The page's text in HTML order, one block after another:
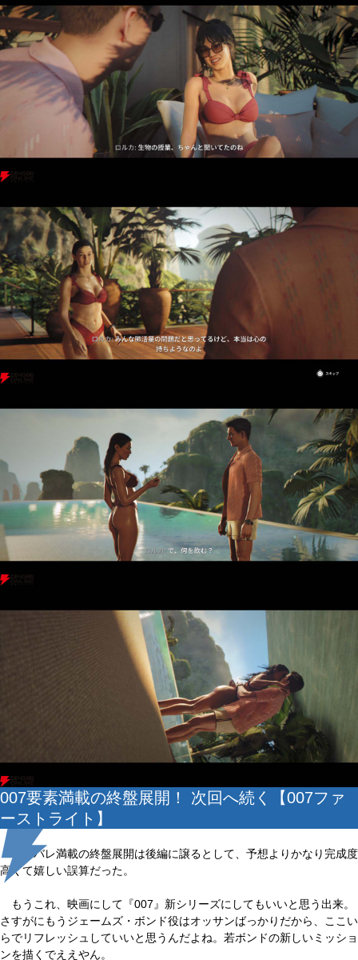
007要素満載の終盤展開！ 次回へ続く【007ファ
ーストライト】
ネタバレ満載の終盤展開は後編に譲るとして、予想よりかなり完成度
高くて嬉しい誤算だった。
もうこれ、映画にして『007』新シリーズにしてもいいと思う出来。
さすがにもうジェームズ・ボンド役はオッサンばっかりだから、ここい
らでリフレッシュしていいと思うんだよね。若ボンドの新しいミッショ
ンを描くでええやん。